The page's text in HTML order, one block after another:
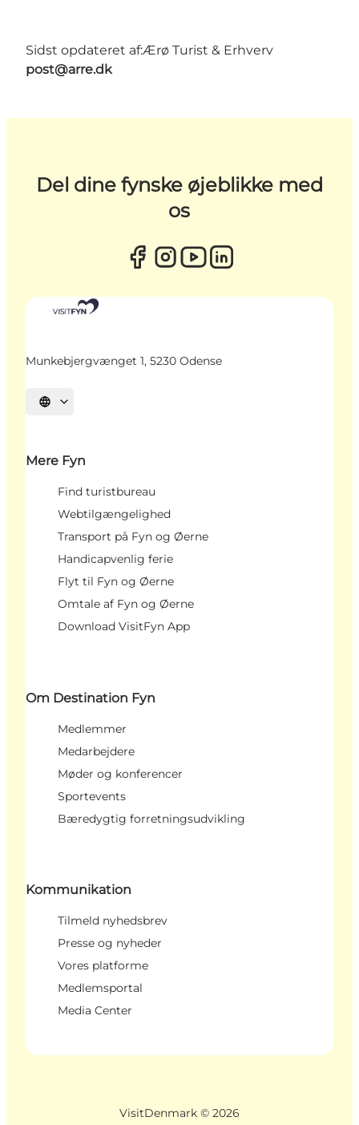
Sidst opdateret af:Ærø Turist & Erhverv
post@arre.dk
Del dine fynske øjeblikke med
os
Munkebjergvænget 1, 5230 Odense
Vælg sprog
Mere Fyn
Find turistbureau
Webtilgængelighed
Transport på Fyn og Øerne
Handicapvenlig ferie
Flyt til Fyn og Øerne
Omtale af Fyn og Øerne
Download VisitFyn App
Om Destination Fyn
Medlemmer
Medarbejdere
Møder og konferencer
Sportevents
Bæredygtig forretningsudvikling
Kommunikation
Tilmeld nyhedsbrev
Presse og nyheder
Vores platforme
Medlemsportal
Media Center
VisitDenmark © 2026